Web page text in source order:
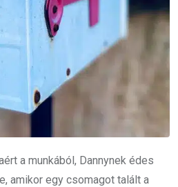
a munkából, Dannynek édes
amikor egy csomagot talált a